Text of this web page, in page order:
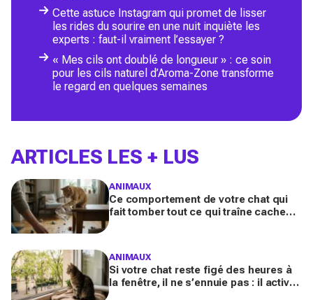
Cette astuce Instagram qui promet de lisser
les rides du sourire en une nuit inquiète les
experts : faut-il vraiment l’essayer ?
« Mes cils ont doublé de longueur » : ce soin
pour les cils naturel d’Aroma-Zone transforme
le regard en quelques semaines
ARTICLES LES + LUS
ANIMAUX
Ce comportement de votre chat qui
fait tomber tout ce qui traîne cache
ANIMAUX
Si votre chat reste figé des heures à
la fenêtre, il ne s’ennuie pas : il active